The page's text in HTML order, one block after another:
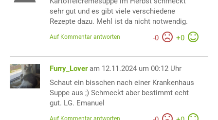
sehr gut und es gibt viele verschiedene
Rezepte dazu. Mehl ist da nicht notwendig.
-0 +0
Auf Kommentar antworten
Furry_Lover am 12.11.2024 um 00:12 Uhr
Schaut ein bisschen nach einer Krankenhaus
Suppe aus ;) Schmeckt aber bestimmt echt
gut. LG. Emanuel